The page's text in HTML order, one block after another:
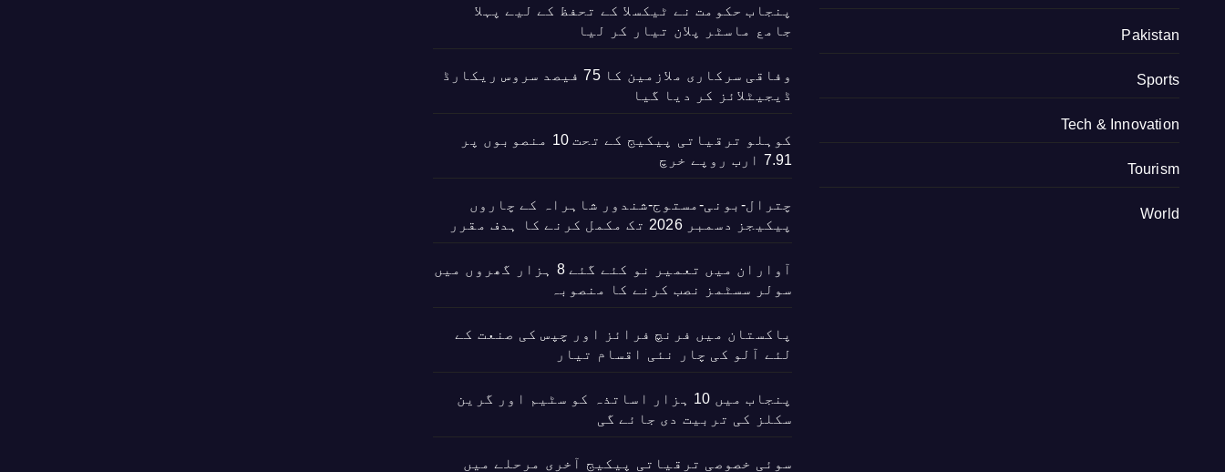
Pakistan
Sports
Tech & Innovation
Tourism
World
پنجاب حکومت نے ٹیکسلا کے تحفظ کے لیے پہلا
جامع ماسٹر پلان تیار کر لیا
وفاقی سرکاری ملازمین کا 75 فیصد سروس ریکارڈ
ڈیجیٹلائز کر دیا گیا
کوہلو ترقیاتی پیکیج کے تحت 10 منصوبوں پر
7.91 ارب روپے خرچ
چترال-بونی-مستوج-شندور شاہراہ کے چاروں
پیکیجز دسمبر 2026 تک مکمل کرنے کا ہدف مقرر
آواران میں تعمیر نو کئے گئے 8 ہزار گھروں میں
سولر سسٹمز نصب کرنے کا منصوبہ
پاکستان میں فرنچ فرائز اور چپس کی صنعت کے
لئے آلو کی چار نئی اقسام تیار
پنجاب میں 10 ہزار اساتذہ کو سٹیم اور گرین
سکلز کی تربیت دی جائے گی
سوئی خصوصی ترقیاتی پیکیج آخری مرحلے میں